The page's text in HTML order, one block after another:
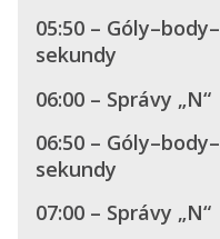
05:50 – Góly–body–
sekundy
06:00 – Správy „N“
06:50 – Góly–body–
sekundy
07:00 – Správy „N“